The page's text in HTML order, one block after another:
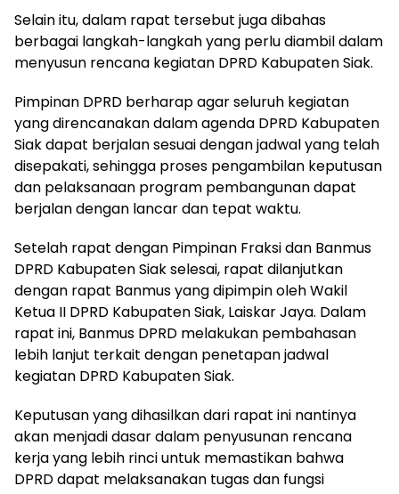
Selain itu, dalam rapat tersebut juga dibahas
berbagai langkah-langkah yang perlu diambil dalam
menyusun rencana kegiatan DPRD Kabupaten Siak.
Pimpinan DPRD berharap agar seluruh kegiatan
yang direncanakan dalam agenda DPRD Kabupaten
Siak dapat berjalan sesuai dengan jadwal yang telah
disepakati, sehingga proses pengambilan keputusan
dan pelaksanaan program pembangunan dapat
berjalan dengan lancar dan tepat waktu.
Setelah rapat dengan Pimpinan Fraksi dan Banmus
DPRD Kabupaten Siak selesai, rapat dilanjutkan
dengan rapat Banmus yang dipimpin oleh Wakil
Ketua II DPRD Kabupaten Siak, Laiskar Jaya. Dalam
rapat ini, Banmus DPRD melakukan pembahasan
lebih lanjut terkait dengan penetapan jadwal
kegiatan DPRD Kabupaten Siak.
Keputusan yang dihasilkan dari rapat ini nantinya
akan menjadi dasar dalam penyusunan rencana
kerja yang lebih rinci untuk memastikan bahwa
DPRD dapat melaksanakan tugas dan fungsi